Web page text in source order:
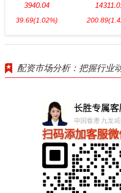
3940.04
39.69(1.02%) 200.89
配资市场分析：把握行业